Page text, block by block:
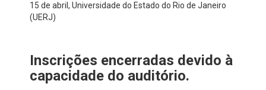
15 de abril, Universidade do Estado do Rio de Janeiro
(UERJ)
Inscrições encerradas devido à
capacidade do auditório.